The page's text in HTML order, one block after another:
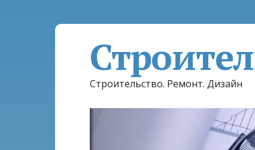
Строительство. Ремонт. Дизайн